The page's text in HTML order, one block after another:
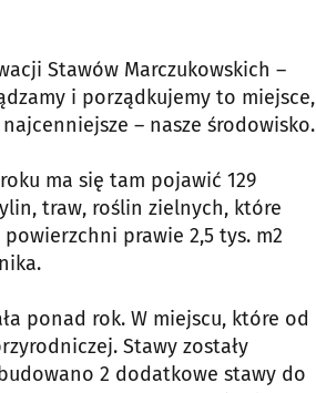
Stawów Marczukowskich –
i porządkujemy to miejsce,
– nasze środowisko.
ma się tam pojawić 129
traw, roślin zielnych, które
prawie 2,5 tys. m2
ponad rok. W miejscu, które od
Stawy zostały
2 dodatkowe stawy do